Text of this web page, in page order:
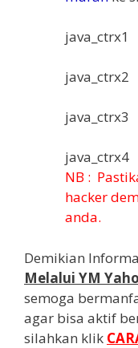
java_ctrx1
java_ctrx2
java_ctrx3
java_ctrx4
NB :
hacker
anda.
Demikian
Melalui YM
semoga
agar bisa aktif
silahkan klik